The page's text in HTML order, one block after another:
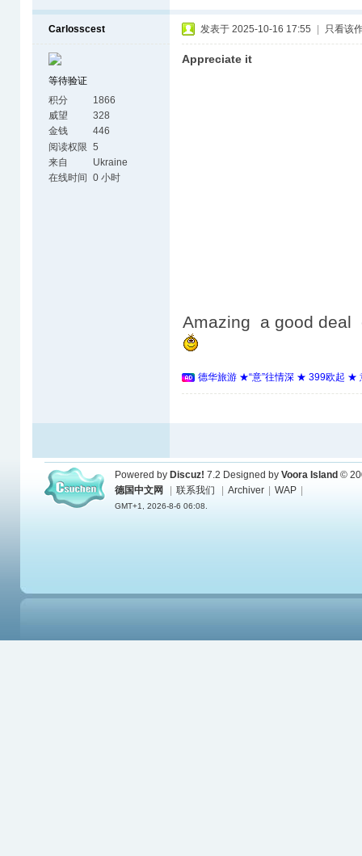
Carlosscest
等待验证
积分
1866
威望
328
金钱
446
阅读权限 5
来自
Ukraine
在线时间
0 小时
发表于 2025-10-16 17:55 只看该
Appreciate it
Amazing a good
德华旅游 ★“意”往情深 ★ 399欧起 ★
Powered by Discuz! 7.2 Designed by Voora Island ©
德国中文网
联系我们 Archiver WAP
GMT+1, 2026-8-6 06:08.